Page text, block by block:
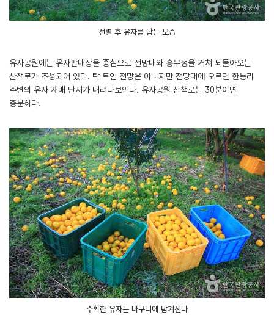
선별 후 유자를 담는 모습
유자공원에는 유자판매장을 중심으로 전망대와 흥무정을 거쳐 되돌아오는
산책로가 조성되어 있다. 탁 트인 전망은 아니지만 전망대에 오르면 한동리
주변의 유자 재배 단지가 내려다보인다. 유자공원 산책로는 30분이면
충분하다.
수확한 유자는 바구니에 담겨진다